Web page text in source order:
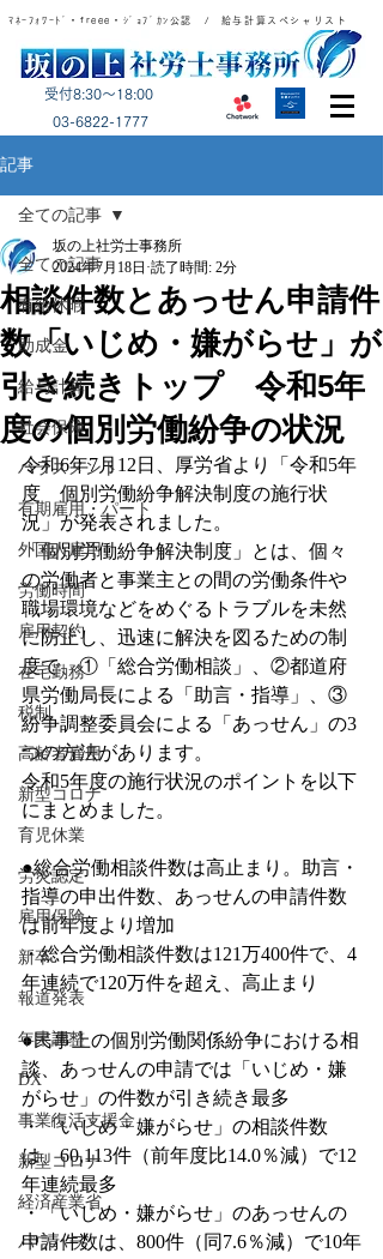
ﾏﾈｰﾌｫﾜｰﾄﾞ・freee・ｼﾞｮﾌﾞｶﾝ公認 / 給与計算スペシャリスト
受付8:30～18:00
​03-6822-1777
記事
全ての記事
有給休暇
助成金
給与計算
社会保険
ハラスメント
有期雇用・パート
外国人雇用
労働時間
雇用契約
在宅勤務
税制
高齢者雇用
新型コロナ
育児休業
労災認定
雇用保険
新卒
報道発表
年末調整
DX
事業復活支援金
新型コロナ
経済産業省
パワハラ
全ての記事
相談件数とあっせん申請件
数「いじめ・嫌がらせ」が
引き続きトップ 令和5年
度の個別労働紛争の状況
坂の上社労士事務所
2024年7月18日 読了時間: 2分
令和6年7月12日、厚労省より「令和5年
度　個別労働紛争解決制度の施行状
況」が発表されました。
「個別労働紛争解決制度」とは、個々
の労働者と事業主との間の労働条件や
職場環境などをめぐるトラブルを未然
に防止し、迅速に解決を図るための制
度で、①「総合労働相談」、②都道府
県労働局長による「助言・指導」、③
紛争調整委員会による「あっせん」の3
つの方法があります。
令和5年度の施行状況のポイントを以下
にまとめました。
●総合労働相談件数は高止まり。助言・
指導の申出件数、あっせんの申請件数
は前年度より増加
・総合労働相談件数は121万400件で、4
年連続で120万件を超え、高止まり
●民事上の個別労働関係紛争における相
談、あっせんの申請では「いじめ・嫌
がらせ」の件数が引き続き最多
・「いじめ・嫌がらせ」の相談件数
は、60,113件（前年度比14.0％減）で12
年連続最多
・「いじめ・嫌がらせ」のあっせんの
申請件数は、800件（同7.6％減）で10年